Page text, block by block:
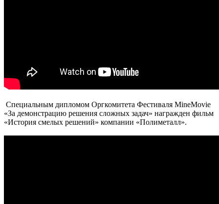
Специальным дипломом Оргкомитета Фестиваля MineMovie
«За демонстрацию решения сложных задач» награжден фильм
«История смелых решений» компании «Полиметалл».